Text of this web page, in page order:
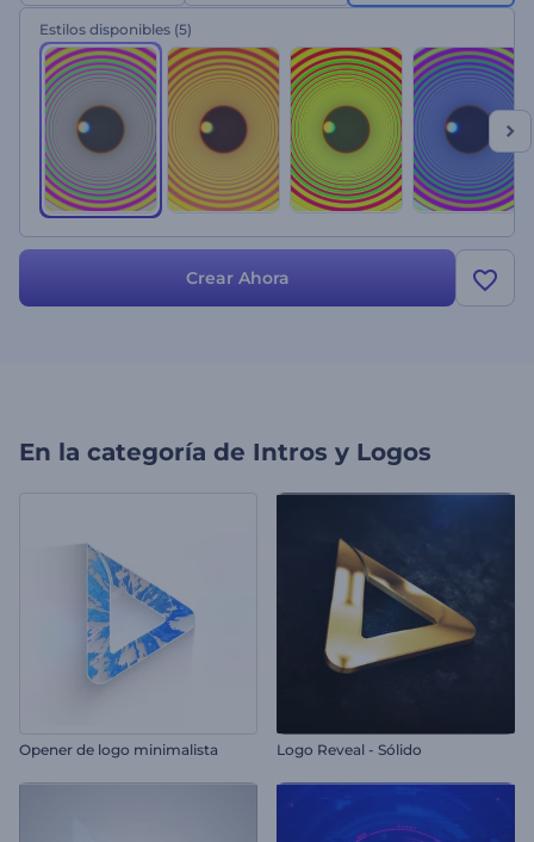
con originalidad. ¡Comienza a crear ahora!
Estilos disponibles (5)
Crear Ahora
En la categoría de Intros y Logos
Opener de logo minimalista Logo Reveal - Sólido